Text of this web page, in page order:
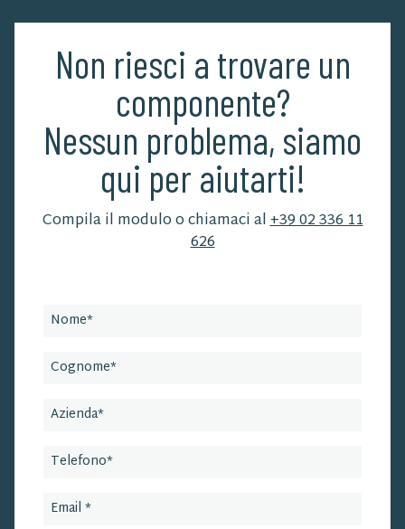
Non riesci a trovare un
componente?
Nessun problema, siamo
qui per aiutarti!
Compila il modulo o chiamaci al+39 02 336 11
626
this
field